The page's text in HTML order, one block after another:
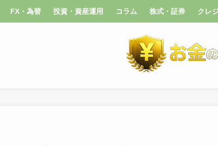
FX・為替 投資・資産運用 コラム 株式・証券 クレ